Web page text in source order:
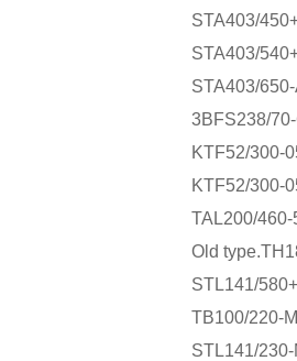
STA403/
STA403/
STA403/
3BFS238/
KTF52/300-
KTF52/300-
TAL200/
Old
STL141/
TB100/220-
STL141/